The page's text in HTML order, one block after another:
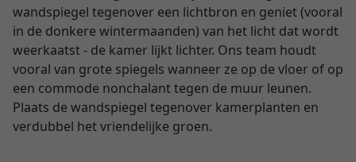
wandspiegel tegenover een lichtbron en geniet (vooral
in de donkere wintermaanden) van het licht dat wordt
weerkaatst - de kamer lijkt lichter. Ons team houdt
vooral van grote spiegels wanneer ze op de vloer of op
een commode nonchalant tegen de muur leunen.
Plaats de wandspiegel tegenover kamerplanten en
verdubbel het vriendelijke groen.